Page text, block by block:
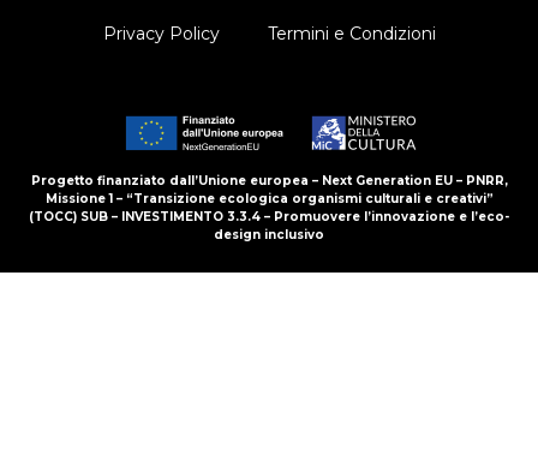
Privacy Policy Termini e Condizioni
Progetto finanziato dall’Unione europea – Next Generation EU – PNRR,
Missione 1 – “Transizione ecologica organismi culturali e creativi”
(TOCC) SUB – INVESTIMENTO 3.3.4 – Promuovere l’innovazione e l’eco-
design inclusivo